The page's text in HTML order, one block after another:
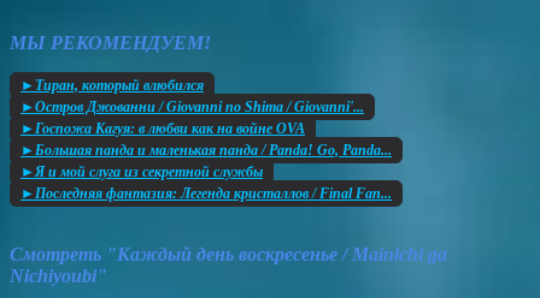
МЫ РЕКОМЕНДУЕМ!
►Тиран, который влюбился
►Остров Джованни / Giovanni no Shima / Giovanni'...
►Госпожа Кагуя: в любви как на войне OVA
►Большая панда и маленькая панда / Panda! Go, Panda...
►Я и мой слуга из секретной службы
►Последняя фантазия: Легенда кристаллов / Final Fan...
Смотреть "Каждый день воскресенье / Mainichi ga
Nichiyoubi"